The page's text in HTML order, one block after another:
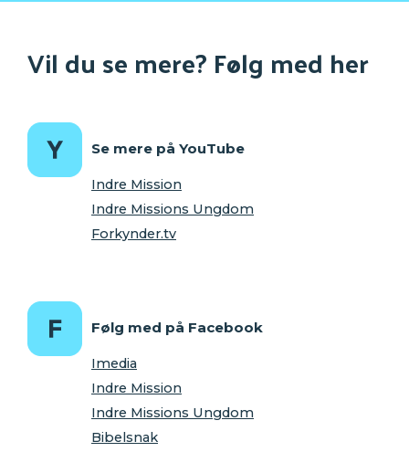
Vil du se mere? Følg med her
Se mere på YouTube
Indre Mission
Indre Missions Ungdom
Forkynder.tv
Følg med på Facebook
Imedia
Indre Mission
Indre Missions Ungdom
Bibelsnak